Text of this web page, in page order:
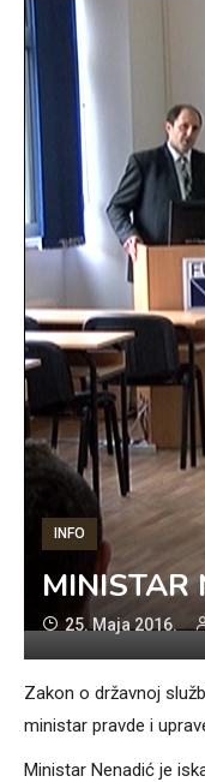
INFO
MINISTAR
25. Maja 2016.
Zakon o državnoj
ministar pravde i
Ministar Nenadić je